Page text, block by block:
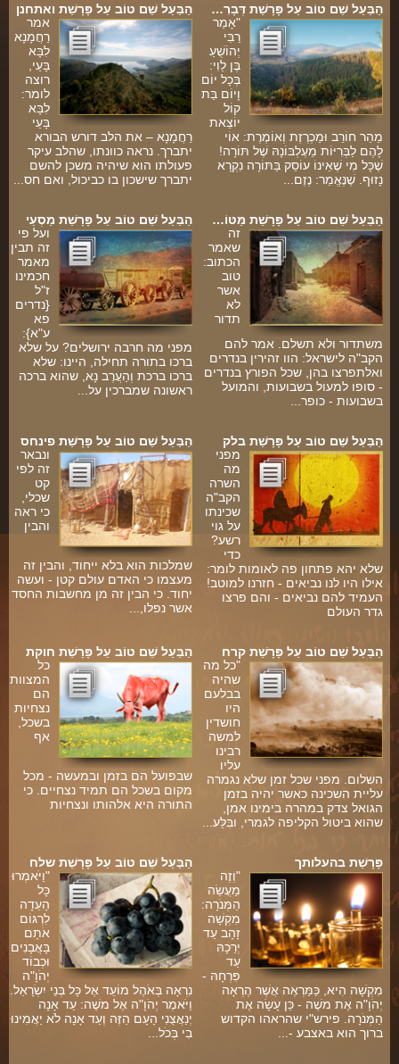
הַבַּעַל שֵׁם טוֹב עַל פָּרָשַׁת ואתחנן
אמר
רַחֲמָנָא
לִבָּא
בָּעֵי,
רוצה
לומר:
לִבָּא
בָּעֵי
רַחֲמָנָא – את הלב דורש הבורא
יתברך. נראה כוונתו, שהלב עיקר
פעולתו הוא שיהיה משכן להשם
יתברך שישכון בו כביכול, ואם חס...
הַבַּעַל שֵׁם טוֹב עַל פָּרָשַׁת דְּבָרִ…
"אָמַר
רַבִּי
יְהוֹשֻׁעַ
בֶּן לֵוִי:
בְּכָל יוֹם
וָיוֹם בַּת
קוֹל
יוֹצֵאת
מֵהַר חוֹרֵב וּמַכְרֶזֶת וְאוֹמֶרֶת: אוֹי
לָהֶם לַבְּרִיּוֹת מֵעֶלְבּוֹנָהּ שֶׁל תּוֹרָה!
שֶׁכָּל מִי שֶׁאֵינוֹ עוֹסֵק בַּתּוֹרָה נִקְרָא
נָזוּף. שֶׁנֶּאֱמַר: נֶזֶם...
הַבַּעַל שֵׁם טוֹב עַל פָּרָשַׁת מַסְעֵי
ועל פי
זה תבין
מאמר
חכמינו
ז"ל
{נדרים
פא
ע"א}:
מפני מה חרבה ירושלים? על שלא
ברכו בתורה תחילה, היינו: שלא
ברכו ברכת וְהַעֲרֶב נָא, שהוא ברכה
ראשונה שמברכין על...
הַבַּעַל שֵׁם טוֹב עַל פָּרָשַׁת מַּטּוֹ…
זה
שאמר
הכתוב:
טוב
אשר
לא
תדור
משתדור ולא תשלם. אמר להם
הקב"ה לישראל: הוו זהירין בנדרים
ואלתפרצו בהן, שכל הפורץ בנדרים
- סופו למעול בשבועות, והמועל
בשבועות - כופר...
הַבַּעַל שֵׁם טוֹב עַל פָּרָשַׁת פינחס
ונבאר
זה לפי
קט
שכלי,
כי ראה
והבין
שמלכות הוא בלא ייחוד, והבין זה
מעצמו כי האדם עולם קטן - ועשה
יחוד. כי הבין זה מן מחשבות החסד
אשר נפלו,...
הַבַּעַל שֵׁם טוֹב עַל פָּרָשַׁת בלק
מפני
מה
השרה
הקב"ה
שכינתו
על גוי
רשע?
כדי
שלא יהא פתחון פה לאומות לומר:
אילו היו לנו נביאים - חזרנו למוטב!
העמיד להם נביאים - והם פרצו
גדר העולם
הַבַּעַל שֵׁם טוֹב עַל פָּרָשַׁת חוקת
כל
המצוות
הם
נצחיות
בשכל,
אף
שבפועל הם בזמן ובמעשה - מכל
מקום בשכל הם תמיד נצחיים. כי
התורה היא אלהותו ונצחיות
הַבַּעַל שֵׁם טוֹב עַל פָּרָשַׁת קרח
"כל מה
שהיה
בבלעם
היו
חושדין
למשה
רבינו
עליו
השלום. מפני שכל זמן שלא נגמרה
עליית השכינה כאשר יהיה בזמן
הגואל צדק במהרה בימינו אמן,
שהוא ביטול הקליפה לגמרי, ובִּלַּע...
הַבַּעַל שֵׁם טוֹב עַל פָּרָשַׁת שלח
"וַיֹּאמְרוּ
כָּל
הָעֵדָה
לִרְגּוֹם
אֹתָם
בָּאֲבָנִים
וּכְבוֹד
יְהֹוָ"ה
נִרְאָה בְּאֹהֶל מוֹעֵד אֶל כָּל בְּנֵי יִשְׂרָאֵל.
וַיֹּאמֶר יְהֹוָ"ה אֶל משֶׁה: עַד אָנָה
יְנַאֲצֻנִי הָעָם הַזֶּה וְעַד אָנָה לֹא יַאֲמִינוּ
בִי בְּכֹל...
פָּרָשַׁת בהעלותך
"וְזֶה
מַעֲשֵׂה
הַמְּנֹרָה:
מִקְשָׁה
זָהָב עַד
יְרֵכָהּ
עַד
פִּרְחָהּ -
מִקְשָׁה הִיא, כַּמַּרְאֶה אֲשֶׁר הֶרְאָה
יְהֹוָ"ה אֶת משֶׁה - כֵּן עָשָׂה אֶת
הַמְּנֹרָה. פירש"י שהראהו הקדוש
ברוך הוא באצבע -...